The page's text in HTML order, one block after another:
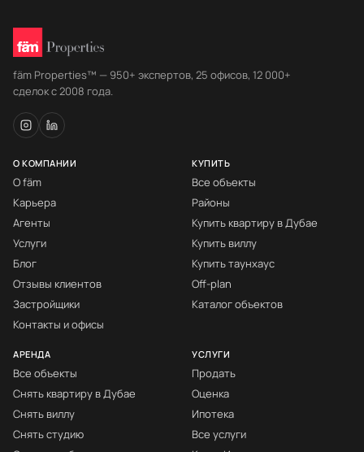
fäm Properties™ — 950+ экспертов, 25 офисов, 12 000+
сделок с 2008 года.
О КОМПАНИИ
О fäm
Карьера
Агенты
Услуги
Блог
Отзывы клиентов
Застройщики
Контакты и офисы
КУПИТЬ
Все объекты
Районы
Купить квартиру в Дубае
Купить виллу
Купить таунхаус
Off-plan
Каталог объектов
АРЕНДА
Все объекты
Снять квартиру в Дубае
Снять виллу
Снять студию
УСЛУГИ
Продать
Оценка
Ипотека
Все услуги